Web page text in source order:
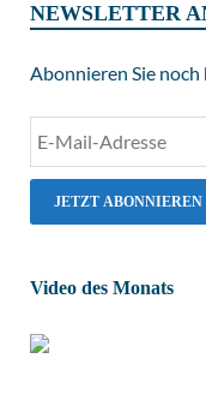
NEWSLETTER
Abonnieren Sie
Video des Monats